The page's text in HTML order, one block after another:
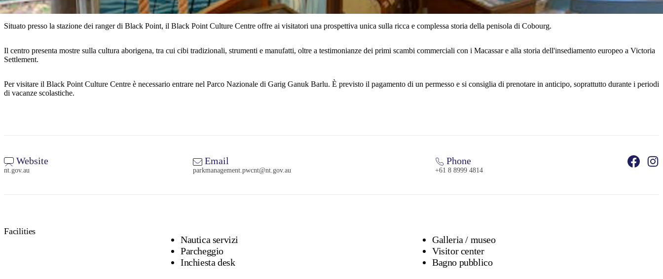
Situato presso la stazione dei ranger di Black Point, il Black Point Culture Centre offre ai visitatori una prospettiva unica sulla ricca e complessa storia della penisola di Cobourg.
Il centro presenta mostre sulla cultura aborigena, tra cui cibi tradizionali, strumenti e manufatti, oltre a testimonianze dei primi scambi commerciali con i Macassar e alla storia dell'insediamento europeo a Victoria
Settlement.
Per visitare il Black Point Culture Centre è necessario entrare nel Parco Nazionale di Garig Ganuk Barlu. È previsto il pagamento di un permesso e si consiglia di prenotare in anticipo, soprattutto durante i periodi
di vacanze scolastiche.
Website
nt.gov.au
Email
parkmanagement.pwcnt@nt.gov.au
Phone
+61 8 8999 4814
Facilities
Nautica servizi
Parcheggio
Inchiesta desk
Galleria / museo
Visitor center
Bagno pubblico